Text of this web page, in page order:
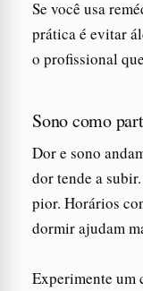
Se você usa
prática é evitar
o profissional
Sono como
Dor e sono
dor tende a
pior. Horários
dormir ajudam
Experimente um